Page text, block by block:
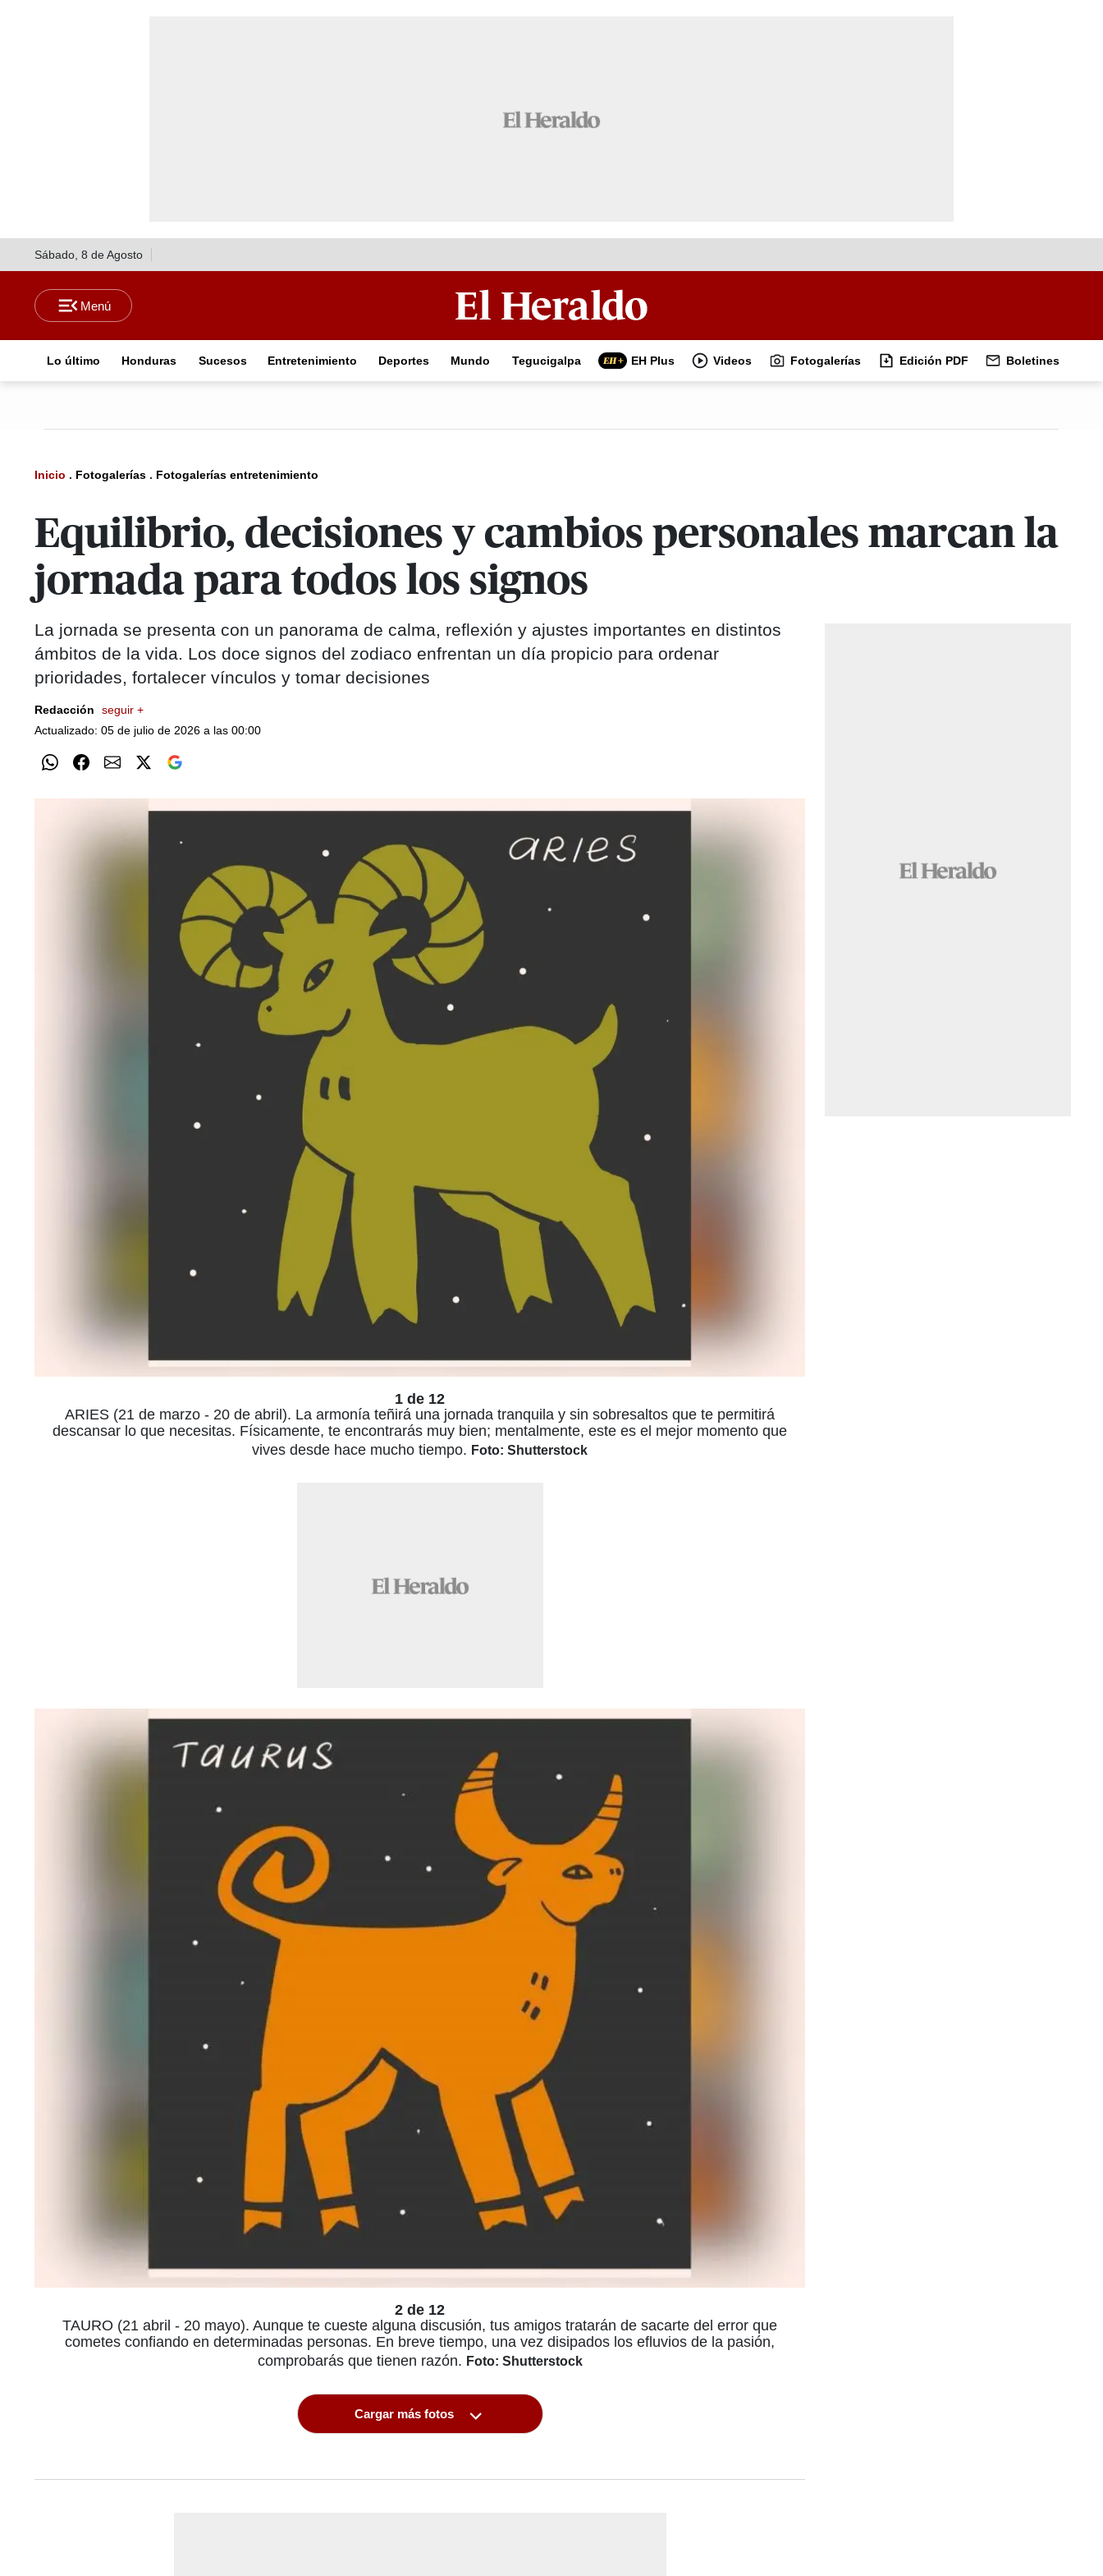
Sábado, 8 de Agosto
Lo último Honduras Sucesos Entretenimiento Deportes Mundo Tegucigalpa EH Plus Videos Fotogalerías Edición PDF Boletines
Inicio . Fotogalerías . Fotogalerías entretenimiento
Equilibrio, decisiones y cambios personales marcan la
jornada para todos los signos
La jornada se presenta con un panorama de calma, reflexión y ajustes importantes en distintos
ámbitos de la vida. Los doce signos del zodiaco enfrentan un día propicio para ordenar
prioridades, fortalecer vínculos y tomar decisiones
Redacción
seguir +
Actualizado: 05 de julio de 2026 a las 00:00
1 de 12
ARIES (21 de marzo - 20 de abril). La armonía teñirá una jornada tranquila y sin sobresaltos que te permitirá
descansar lo que necesitas. Físicamente, te encontrarás muy bien; mentalmente, este es el mejor momento que
vives desde hace mucho tiempo. Foto: Shutterstock
2 de 12
TAURO (21 abril - 20 mayo). Aunque te cueste alguna discusión, tus amigos tratarán de sacarte del error que
cometes confiando en determinadas personas. En breve tiempo, una vez disipados los efluvios de la pasión,
comprobarás que tienen razón. Foto: Shutterstock
Cargar más fotos